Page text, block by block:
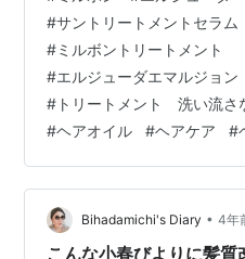
でGet❗️できました。迷いは
トしながら 潤い感で満たし
メント らしいです。SPF25
布して乾かして仕上げる使
朝でも使えるみたい😊 エル
#サントリートメントセラム
#ミルボントリートメント
#エルジューダエマルジョン
# トリートメント 洗い流さ
#ヘアオイル #ヘアケア #
Bihadamichi's Diary • 4年
こんな小春びよりに髪